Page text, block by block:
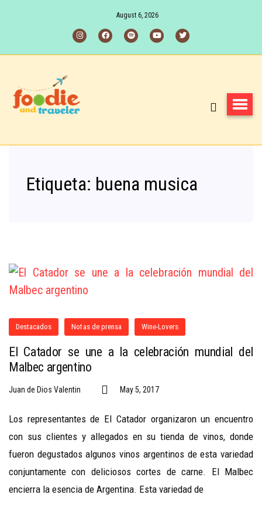
August 6, 2026
Etiqueta: buena musica
Destacados Notas de prensa Wine-Lovers
El Catador se une a la celebración mundial del
Malbec argentino
Juan de Dios Valentin May 5, 2017
Los representantes de El Catador organizaron un encuentro
con sus clientes y allegados en su tienda de vinos, donde
fueron degustados algunos vinos argentinos de esta variedad
conjuntamente con deliciosos cortes de carne. El Malbec
encierra la esencia de Argentina. Esta variedad de